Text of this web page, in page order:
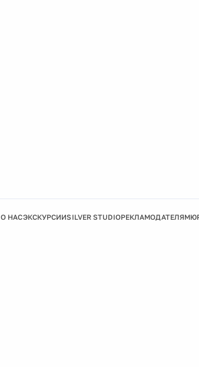
О НАСЭКСКУРСИИSILVER STUDIOРЕКЛАМОДАТЕЛЯМ